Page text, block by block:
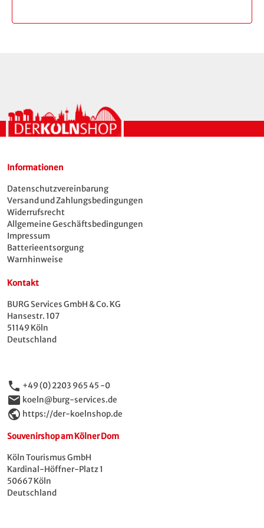
Aufdruck: „Fläsch“
Material: stabiles Klarglas mit Metall-
Bügelverschluss
Auslaufsicher, wiederverwendbar
Für Wasser, Saft, Schorle, Eistee & mehr
Für die Verwendung mit Kohlensäure
geeignet, allerdings nicht für Trinkwasser-
Sprudler
Fläsch – die Flasche mit Charakter. Für alle, die
Informationen
Datenschutzvereinbarung
Versand und Zahlungsbedingungen
Widerrufsrecht
Allgemeine Geschäftsbedingungen
Impressum
Batterieentsorgung
Warnhinweise
Kontakt
BURG Services GmbH & Co. KG
Hansestr. 107
51149 Köln
Deutschland
phone +49 (0) 2203 965 45 -0
email koeln@burg-services.de
public https://der-koelnshop.de
Souvenirshop am Kölner Dom
Köln Tourismus GmbH
Kardinal-Höffner-Platz 1
50667 Köln
Deutschland